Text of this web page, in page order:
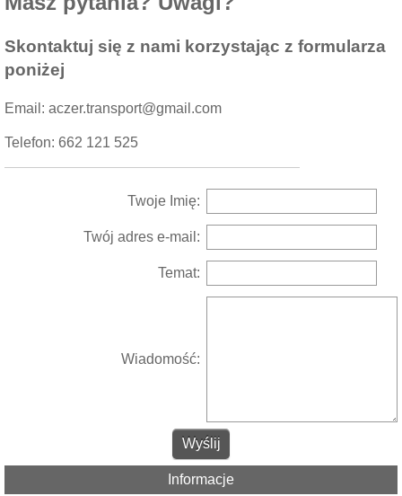
Skontaktuj się z nami korzystając z formularza
poniżej
Email: aczer.transport@gmail.com
Telefon: 662 121 525
Twoje Imię:
Twój adres e-mail:
Temat:
Wiadomość:
Informacje